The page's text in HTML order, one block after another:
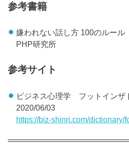
参考書籍
嫌われない話し方 100のル
PHP研究所
参考サイト
ビジネス心理学 フットイン
2020/06/03
https://biz-shinri.com/dictionary/